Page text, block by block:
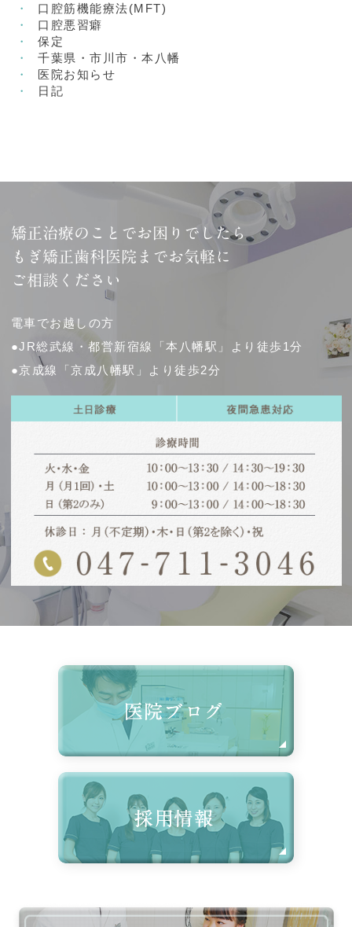
口腔筋機能療法(MFT)
口腔悪習癖
保定
千葉県・市川市・本八幡
医院お知らせ
日記
矯正治療のことでお困りでしたら
もぎ矯正歯科医院までお気軽に
ご相談ください
電車でお越しの方
●JR総武線・都営新宿線「本八幡駅」より徒歩1分
●京成線「京成八幡駅」より徒歩2分